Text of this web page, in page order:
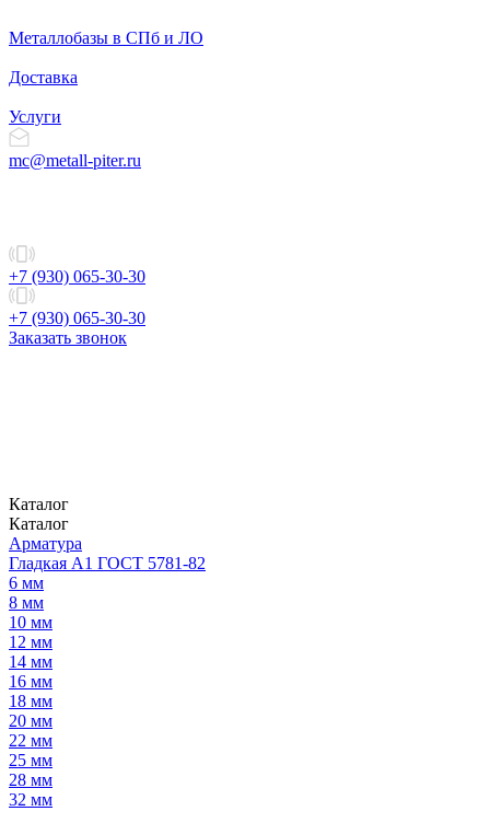
Металлобазы в СПб и ЛО
Доставка
Услуги
mc@metall-piter.ru
+7 (930) 065-30-30
+7 (930) 065-30-30
Заказать звонок
Каталог
Каталог
Арматура
Гладкая А1 ГОСТ 5781-82
6 мм
8 мм
10 мм
12 мм
14 мм
16 мм
18 мм
20 мм
22 мм
25 мм
28 мм
32 мм